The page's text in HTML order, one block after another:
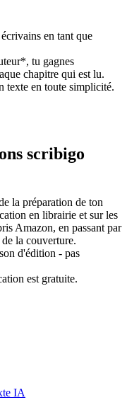
en tant que
tu gagnes
chapitre qui est lu.
texte en toute simplicité.
scribigo
la préparation de ton
en librairie et sur les
Amazon, en passant par
la couverture.
d'édition - pas
est gratuite.
IA